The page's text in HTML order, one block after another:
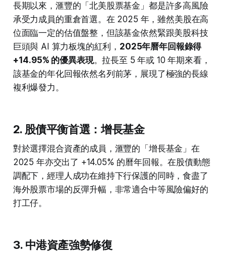
長期以來，滙豐的「北美股票基金」都是許多高風險
承受力成員的重倉首選。在 2025 年，雖然美股在高
位面臨一定的估值盤整，但該基金依然緊跟美股科技
巨頭與 AI 算力板塊的紅利， 2025年曆年回報錄得
+14.95% 的優異表現。拉長至 5 年或 10 年期來看，
該基金的年化回報依然名列前茅，展現了極強的長線
複利爆發力。
2. 股債平衡首選：增長基金
對於選擇混合資產的成員，滙豐的「增長基金」在
2025 年亦交出了 +14.05% 的曆年回報。在股債動態
調配下，經理人成功在維持下行保護的同時，食盡了
海外股票市場的反彈升幅，非常適合中等風險偏好的
打工仔。
3. 中港資產強勢修復